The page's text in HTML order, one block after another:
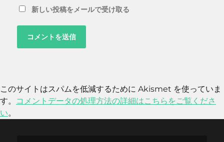
新しい投稿をメールで受け取る
このサイトはスパムを低減するために Akismet を使っていま
す。
コメントデータの処理方法の詳細はこちらをご覧くださ
い。